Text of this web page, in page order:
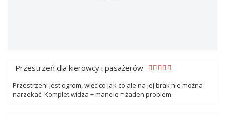
Przestrzeń dla kierowcy i pasażerów
Przestrzeni jest ogrom, więc co jak co ale na jej brak nie można
narzekać. Komplet widza + manele = żaden problem.